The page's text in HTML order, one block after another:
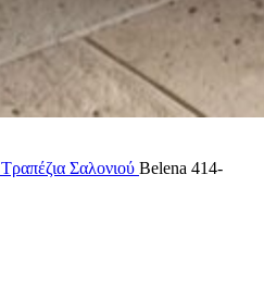
Τραπέζια Σαλονιού Belena 414-